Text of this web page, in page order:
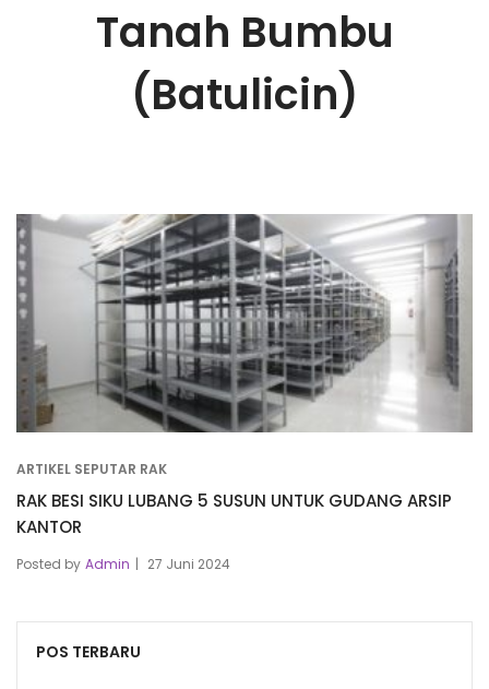
Tanah Bumbu
(Batulicin)
ARTIKEL SEPUTAR RAK
RAK BESI SIKU LUBANG 5 SUSUN UNTUK GUDANG ARSIP
KANTOR
Posted by Admin 27 Juni 2024
POS TERBARU